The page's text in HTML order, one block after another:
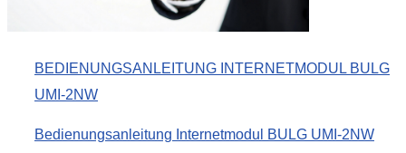
BEDIENUNGSANLEITUNG INTERNETMODUL BULG
UMI-2NW
Bedienungsanleitung Internetmodul BULG UMI-2NW